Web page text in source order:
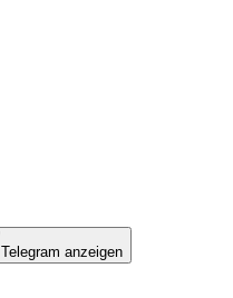
Telegram anzeigen